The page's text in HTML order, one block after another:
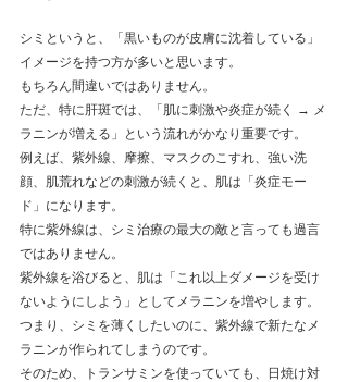
シミというと、「黒いものが皮膚に沈着している」
イメージを持つ方が多いと思います。
もちろん間違いではありません。
ただ、特に肝斑では、「肌に刺激や炎症が続く → メ
ラニンが増える」という流れがかなり重要です。
例えば、紫外線、摩擦、マスクのこすれ、強い洗
顔、肌荒れなどの刺激が続くと、肌は「炎症モー
ド」になります。
特に紫外線は、シミ治療の最大の敵と言っても過言
ではありません。
紫外線を浴びると、肌は「これ以上ダメージを受け
ないようにしよう」としてメラニンを増やします。
つまり、シミを薄くしたいのに、紫外線で新たなメ
ラニンが作られてしまうのです。
そのため、トランサミンを使っていても、日焼け対